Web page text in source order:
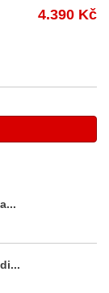
4.390 Kč